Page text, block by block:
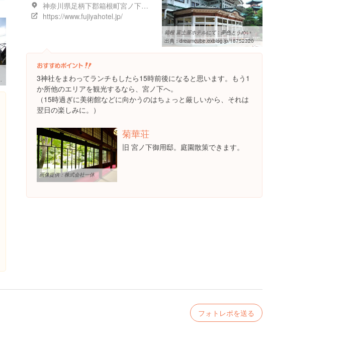
神奈川県足柄下郡箱根町宮ノ下３５９
https://www.fujiyahotel.jp/
箱根 富士屋ホテルにて : 夢色とうめい
出典： dreamcube.exblog.jp/18752320
3神社をまわってランチもしたら15時前後になると思います。もう1
か所他のエリアを観光するなら、宮ノ下へ。
（15時過ぎに美術館などに向かうのはちょっと厳しいから、それは
翌日の楽しみに。）
画像提供：株式会社一休
菊華荘
旧 宮ノ下御用邸。庭園散策できます。
フォトレポを送る